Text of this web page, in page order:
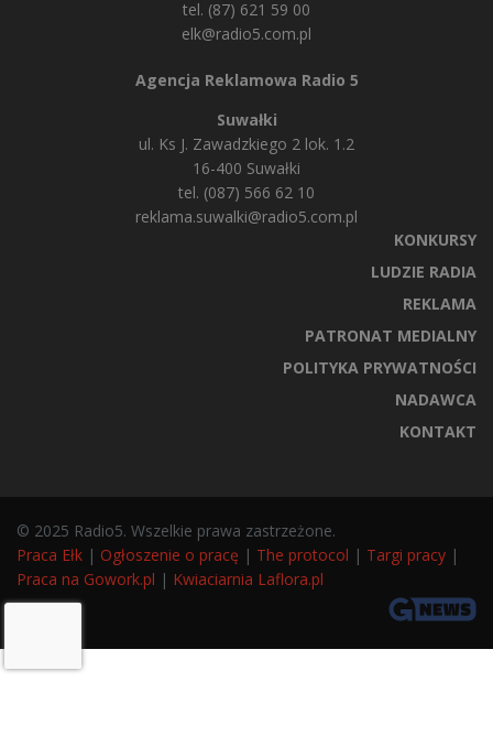
tel. (87) 621 59 00
elk@radio5.com.pl
Agencja Reklamowa Radio 5
Suwałki
ul. Ks J. Zawadzkiego 2 lok. 1.2
16-400 Suwałki
tel. (087) 566 62 10
reklama.suwalki@radio5.com.pl
KONKURSY
LUDZIE RADIA
REKLAMA
PATRONAT MEDIALNY
POLITYKA PRYWATNOŚCI
NADAWCA
KONTAKT
© 2025 Radio5. Wszelkie prawa zastrzeżone.
Praca Ełk | Ogłoszenie o pracę | The protocol | Targi pracy |
Praca na Gowork.pl | Kwiaciarnia Laflora.pl